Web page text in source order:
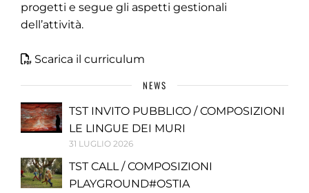
progetti e segue gli aspetti gestionali
dell’attività.
Scarica il curriculum
NEWS
TST INVITO PUBBLICO / COMPOSIZIONI
LE LINGUE DEI MURI
31 LUGLIO 2026
TST CALL / COMPOSIZIONI
PLAYGROUND#OSTIA